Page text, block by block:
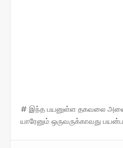
# இந்த பயனுள்ள தகவலை
யாரேனும் ஒருவருக்காவது